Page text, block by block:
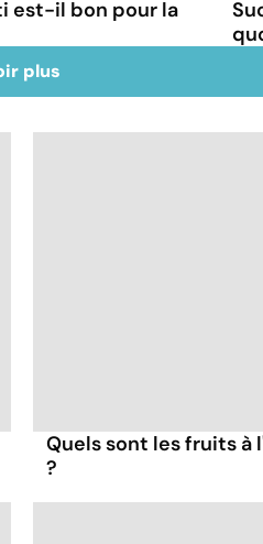
est-il bon pour la
plus
Quels sont les fruits
?